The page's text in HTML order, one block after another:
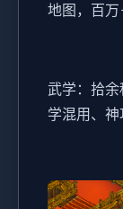
地图，百
武学：拾
学混用、